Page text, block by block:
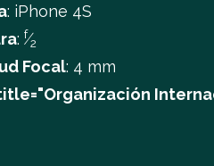
: iPhone 4S
: f⁄2
Focal: 4 mm